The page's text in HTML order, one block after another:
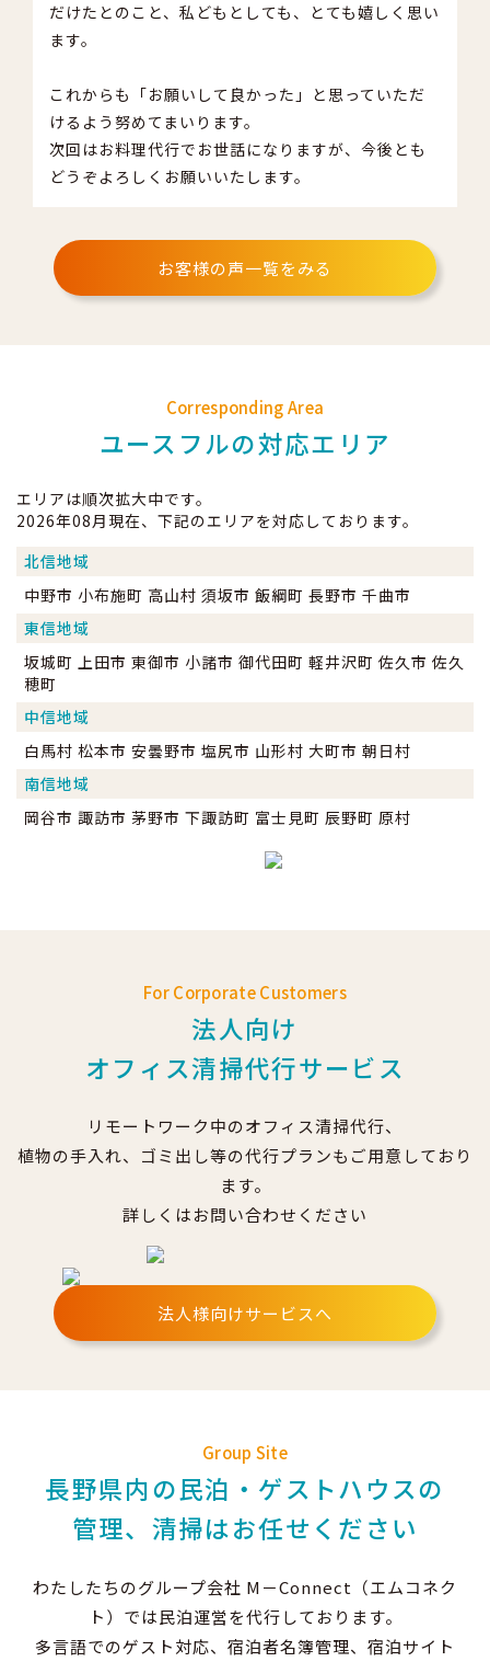
だけたとのこと、私どもとしても、とても嬉しく思い
ます。
これからも「お願いして良かった」と思っていただ
けるよう努めてまいります。
次回はお料理代行でお世話になりますが、今後とも
どうぞよろしくお願いいたします。
お客様の声一覧をみる
Corresponding Area
ユースフルの対応エリア
エリアは順次拡大中です。
2026年08月現在、下記のエリアを対応しております。
北信地域
中野市 小布施町 高山村 須坂市 飯綱町 長野市 千曲市
東信地域
坂城町 上田市 東御市 小諸市 御代田町 軽井沢町 佐久市 佐久
穂町
中信地域
白馬村 松本市 安曇野市 塩尻市 山形村 大町市 朝日村
南信地域
岡谷市 諏訪市 茅野市 下諏訪町 富士見町 辰野町 原村
For Corporate Customers
法人向け
オフィス清掃代行サービス
リモートワーク中のオフィス清掃代行、
植物の手入れ、ゴミ出し等の代行プランもご用意しており
ます。
詳しくはお問い合わせください
法人様向けサービスへ
Group Site
長野県内の民泊・ゲストハウスの
管理、清掃はお任せください
わたしたちのグループ会社 M－Connect（エムコネク
ト）では民泊運営を代行しております。
多言語でのゲスト対応、宿泊者名簿管理、宿泊サイト